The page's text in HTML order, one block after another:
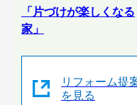
「片づけが楽しくなる
家」
リフォーム提
を見る